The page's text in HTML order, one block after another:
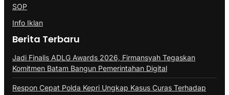
SOP
Info Iklan
Berita Terbaru
Jadi Finalis ADLG Awards 2026, Firmansyah Tegaskan
Komitmen Batam Bangun Pemerintahan Digital
Respon Cepat Polda Kepri Ungkap Kasus Curas Terhadap